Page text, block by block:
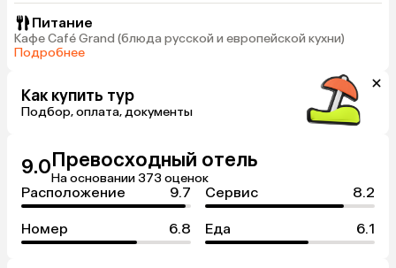
Питание
Кафе Café Grand (блюда русской и европейской кухни)
Подробнее
Как купить тур
Подбор, оплата, документы
9.0Превосходный отель
На основании 373 оценок
Расположение 9.7 Сервис 8.2
Номер 6.8 Еда 6.1